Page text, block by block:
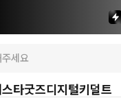
스타굿즈디지털키덜트